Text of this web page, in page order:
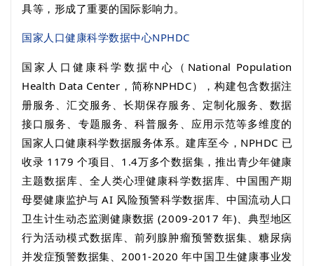
具等，形成了重要的国际影响力。
国家人口健康科学数据中心NPHDC
国家人口健康科学数据中心（ National Population
Health Data Center ，简称NPHDC），构建包含数据注
册服务、汇交服务、长期保存服务、定制化服务、数据
接口服务、专题服务、科普服务、应用示范等多维度的
国家人口健康科学数据服务体系。建库至今， NPHDC 已
收录 1179个项目、 1.4万多个数据集，推出青少年健康
主题数据库、全人类心理健康科学数据库、中国围产期
母婴健康监护与 AI 风险预警科学数据库、中国流动人口
卫生计生动态监测健康数据 (2009-2017 年) 、典型地区
行为活动模式数据库、前列腺肿瘤预警数据集、糖尿病
并发症预警数据集、 2001-2020年中国卫生健康事业发